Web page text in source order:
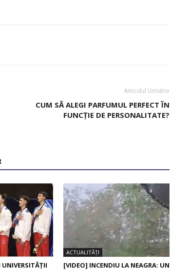
Articolul Următor
CUM SĂ ALEGI PARFUMUL PERFECT ÎN
FUNCȚIE DE PERSONALITATE?
ACTUALITĂȚI
[VIDEO] INCENDIU LA NEAGRA: UN